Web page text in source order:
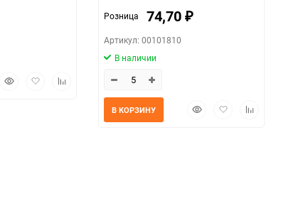
БыстрыйДобавитьДобавить
Розница 74,70 ₽
Артикул: 00101810
В наличии
БыстрыйДобавитьДобавить
В КОРЗИНУ